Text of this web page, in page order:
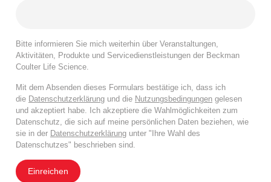
Bitte informieren Sie mich weiterhin über Veranstaltungen,
Aktivitäten, Produkte und Servicedienstleistungen der Beckman
Coulter Life Science.
Mit dem Absenden dieses Formulars bestätige ich, dass ich
die Datenschutzerklärung und die Nutzungsbedingungen gelesen
und akzeptiert habe. Ich akzeptiere die Wahlmöglichkeiten zum
Datenschutz, die sich auf meine persönlichen Daten beziehen, wie
sie in der Datenschutzerklärung unter "Ihre Wahl des
Datenschutzes" beschrieben sind.
Einreichen